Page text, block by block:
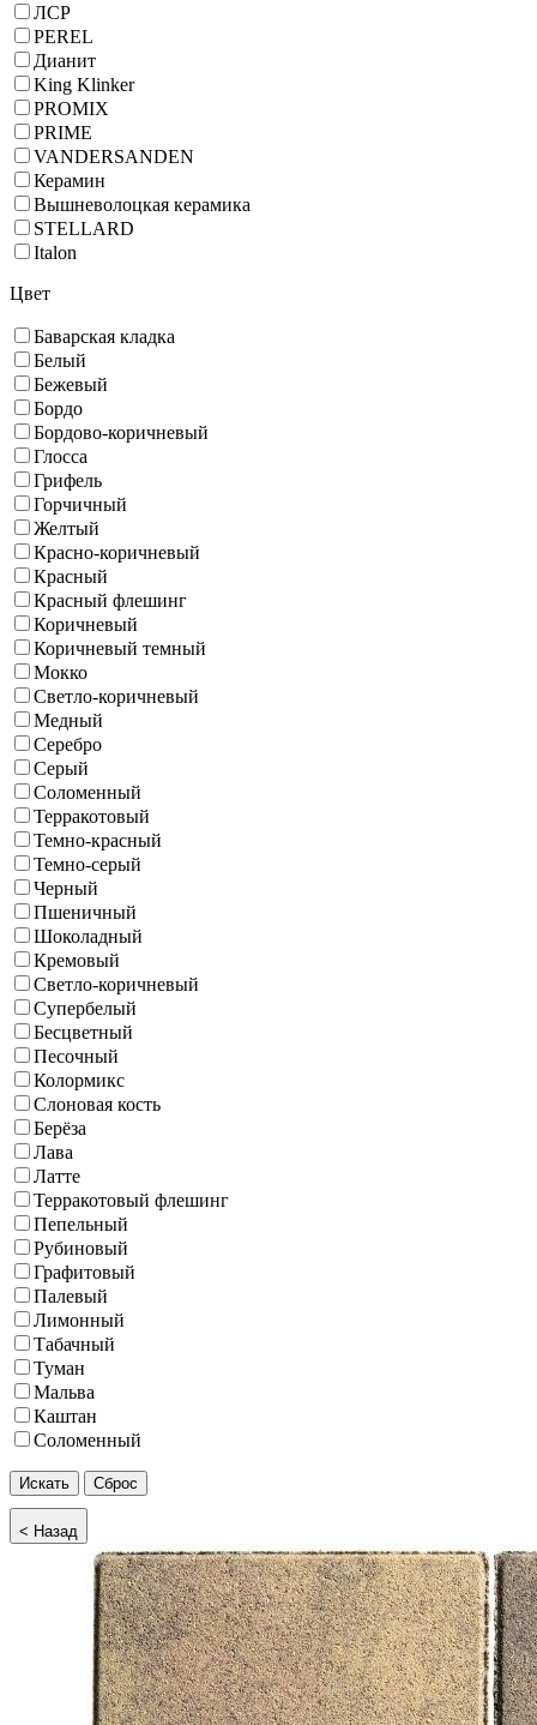
ЛСР
PEREL
Дианит
King Klinker
PROMIX
PRIME
VANDERSANDEN
Керамин
Вышневолоцкая керамика
STELLARD
Italon
Цвет
Баварская кладка
Белый
Бежевый
Бордо
Бордово-коричневый
Глосса
Грифель
Горчичный
Желтый
Красно-коричневый
Красный
Красный флешинг
Коричневый
Коричневый темный
Мокко
Светло-коричневый
Медный
Серебро
Серый
Соломенный
Терракотовый
Темно-красный
Темно-серый
Черный
Пшеничный
Шоколадный
Кремовый
Светло-коричневый
Супербелый
Бесцветный
Песочный
Колормикс
Слоновая кость
Берёза
Лава
Латте
Терракотовый флешинг
Пепельный
Рубиновый
Графитовый
Палевый
Лимонный
Табачный
Туман
Мальва
Каштан
Соломенный